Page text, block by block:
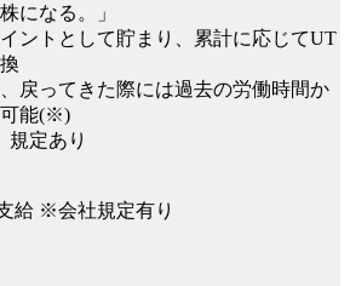
になる。」
ントとして貯まり、累計に応じてUT
戻ってきた際には過去の労働時間か
可能(※)
定あり
給 ※会社規定有り